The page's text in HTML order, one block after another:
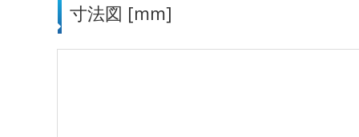
寸法図 [mm]